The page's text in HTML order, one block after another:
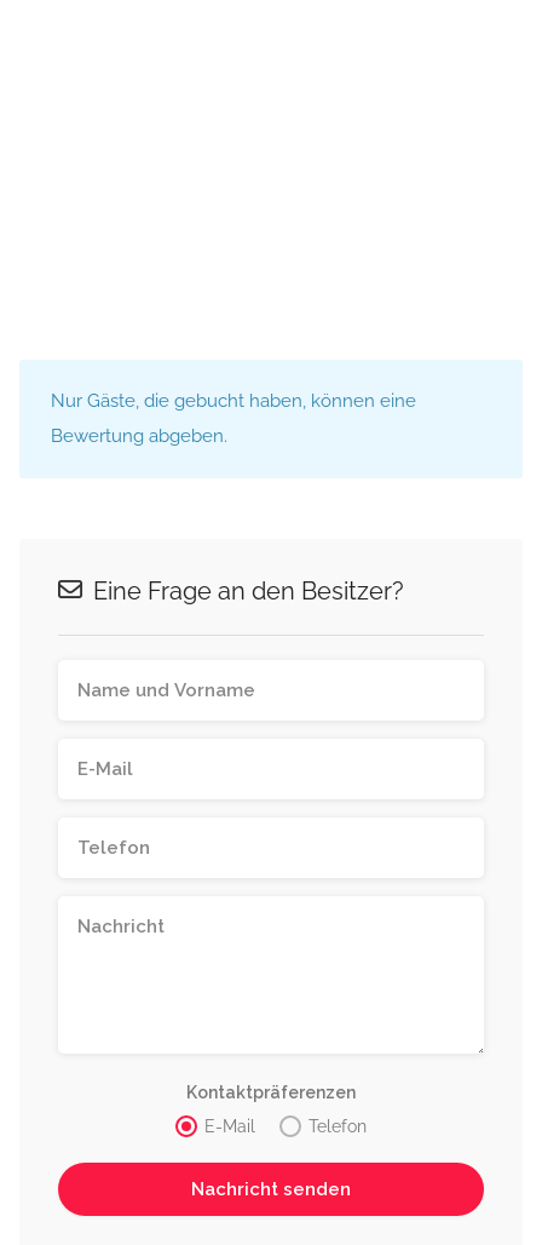
Nur Gäste, die gebucht haben, können eine
Bewertung abgeben.
Eine Frage an den Besitzer?
Kontaktpräferenzen
E-Mail
Telefon